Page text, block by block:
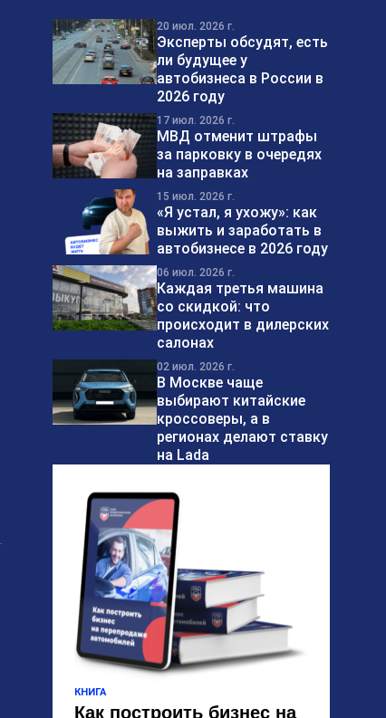
20 июл. 2026 г.
Эксперты обсудят, есть
ли будущее у
автобизнеса в России в
2026 году
17 июл. 2026 г.
МВД отменит штрафы
за парковку в очередях
на заправках
15 июл. 2026 г.
«Я устал, я ухожу»: как
выжить и заработать в
автобизнесе в 2026 году
06 июл. 2026 г.
Каждая третья машина
со скидкой: что
происходит в дилерских
салонах
02 июл. 2026 г.
В Москве чаще
выбирают китайские
кроссоверы, а в
регионах делают ставку
на Lada
КНИГА
Как построить бизнес на